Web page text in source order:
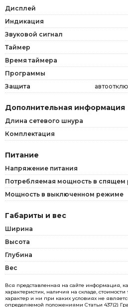
Дисплей
Индикация
Звуковой сигнал
Таймер
Время таймера
Программы
Защита
Дополнительная информация
Длина сетевого шнура
Комплектация
Питание
Напряжение питания
Потребляемая мощность в
Мощность в выключенном режиме
Габариты и вес
Ширина
Высота
Глубина
Вес
Вся представленная на сайте информация,
характеристик, наличия на складе,
характер и ни при каких условиях не
определяемой положениями Статьи 437(2)